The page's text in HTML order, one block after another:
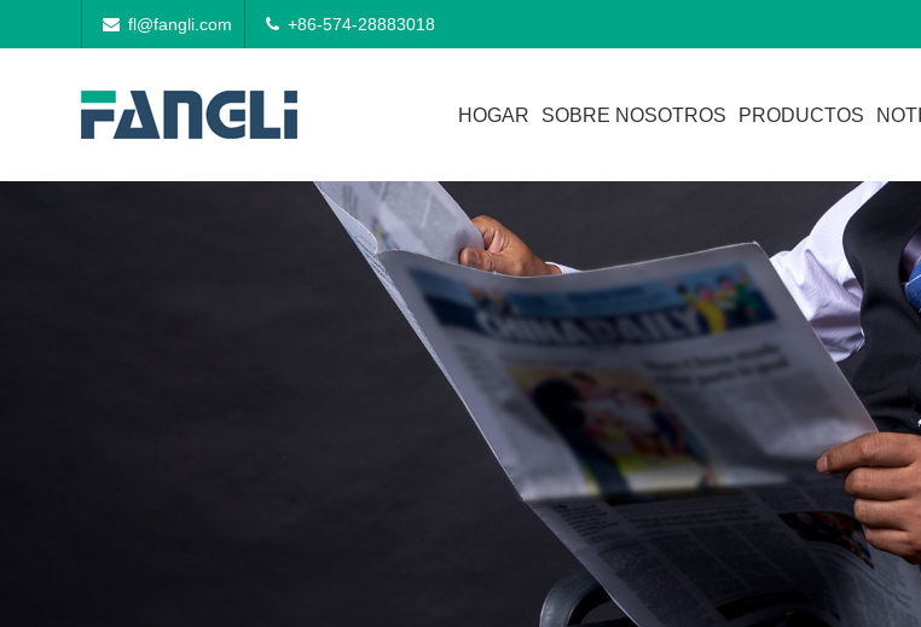
fl@fangli.com +86-574-28883018
HOGAR SOBRE NOSOTROS PRODUCTOS